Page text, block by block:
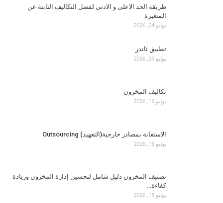
طريقة الحد الاعلى و الادنى لفصل التكاليف الثابتة عن
المتغيرة
يوليو 24, 2026
تطبيق ثاندر
يوليو 23, 2026
تكاليف المخزون
يوليو 16, 2026
الاستعانة بمصادر خارجية(التعهيد) Outsourcing
يوليو 16, 2026
تصنيف المخزون دليل شامل لتحسين إدارة المخزون وزيادة
كفاءة…
يوليو 15, 2026